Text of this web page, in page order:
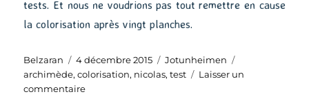
tests. Et nous ne voudrions pas tout remettre en cause
la colorisation après vingt planches.
Auteur
Belzaran
Publié
le
4 décembre 2015 Catégories
Jotunheimen
archimède,colorisation, nicolas,test
Laisser un
commentairesur